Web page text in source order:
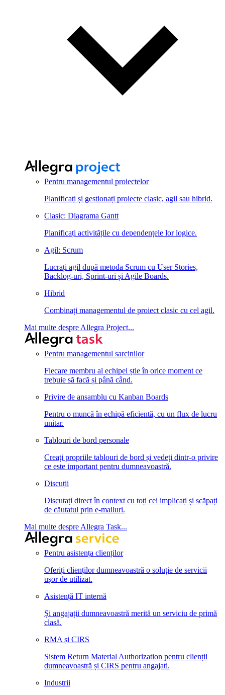
Pentru managementul proiectelor
Planificați și gestionați proiecte clasic, agil sau hibrid.
Clasic: Diagrama Gantt
Planificați activitățile cu dependențele lor logice.
Agil: Scrum
Lucrați agil după metoda Scrum cu User Stories,
Backlog-uri, Sprint-uri și Agile Boards.
Hibrid
Combinați managementul de proiect clasic cu cel agil.
Mai multe despre Allegra Project...
Pentru managementul sarcinilor
Fiecare membru al echipei știe în orice moment ce
trebuie să facă și până când.
Privire de ansamblu cu Kanban Boards
Pentru o muncă în echipă eficientă, cu un flux de lucru
unitar.
Tablouri de bord personale
Creați propriile tablouri de bord și vedeți dintr-o privire
ce este important pentru dumneavoastră.
Discuții
Discutați direct în context cu toți cei implicați și scăpați
de căutatul prin e-mailuri.
Mai multe despre Allegra Task...
Pentru asistența clienților
Oferiți clienților dumneavoastră o soluție de servicii
ușor de utilizat.
Asistență IT internă
Și angajații dumneavoastră merită un serviciu de primă
clasă.
RMA și CIRS
Sistem Return Material Authorization pentru clienții
dumneavoastră și CIRS pentru angajați.
Industrii